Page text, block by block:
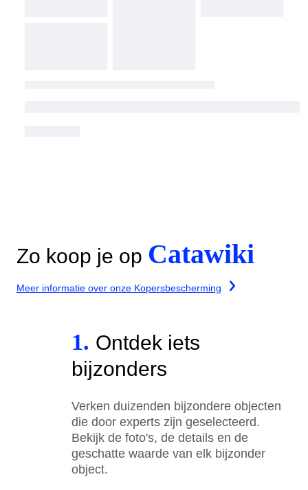
Zo koop je op Catawiki
Meer informatie over onze Kopersbescherming
1. Ontdek iets
bijzonders
Verken duizenden bijzondere objecten
die door experts zijn geselecteerd.
Bekijk de foto's, de details en de
geschatte waarde van elk bijzonder
object.